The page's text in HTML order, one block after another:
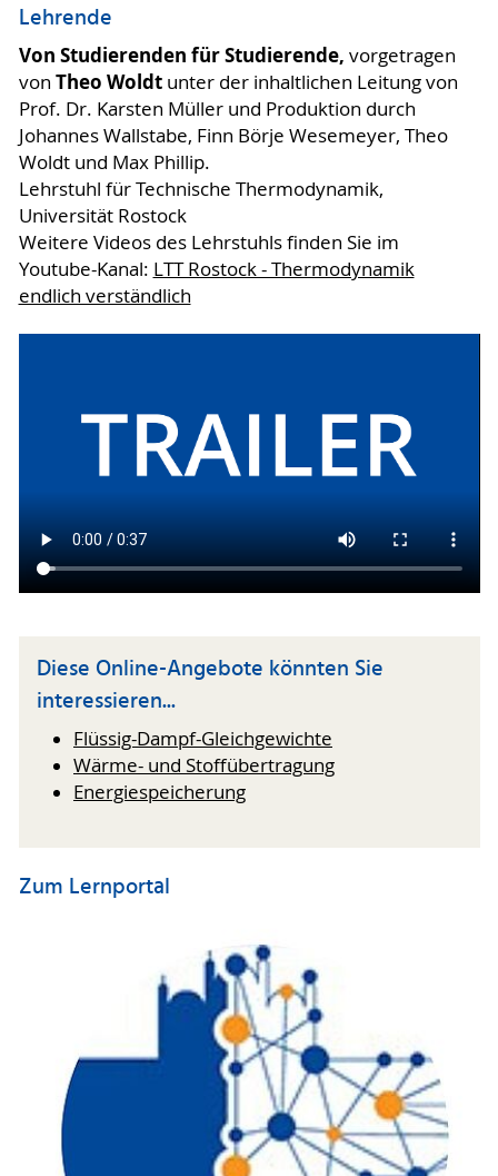
Lehrende
Von Studierenden für Studierende, vorgetragen
von Theo Woldtunter der inhaltlichen Leitung von
Prof. Dr. Karsten Müller und Produktion durch
Johannes Wallstabe, Finn Börje Wesemeyer, Theo
Woldt und Max Phillip.
Lehrstuhl für Technische Thermodynamik,
Universität Rostock
Weitere Videos des Lehrstuhls finden Sie im
Youtube-Kanal: LTT Rostock - Thermodynamik
endlich verständlich
Diese Online-Angebote könnten Sie
interessieren...
Flüssig-Dampf-Gleichgewichte
Wärme- und Stoffübertragung
Energiespeicherung
Zum Lernportal